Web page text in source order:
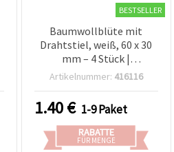
BESTSELLER
Baumwollblüte mit
Drahtstiel, weiß, 60 x 30
mm – 4 Stück |
Bastelblumen für Deko &
Artikelnummer: 416116
1.40€ 1-9 Paket
RABATTE
FÜR MENGE